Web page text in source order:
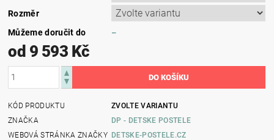
Rozměr
Můžeme doručit do
–
od 9 593 Kč
KÓD PRODUKTU
ZVOLTE VARIANTU
ZNAČKA
DP - DETSKE POSTELE
WEBOVÁ STRÁNKA ZNAČKY DETSKE-POSTELE.CZ